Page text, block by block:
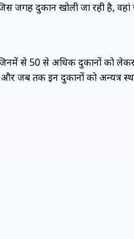
जगह दुकान खोली जा रही है,
से 50 से अधिक दुकानों को लेकर
तक इन दुकानों को अन्यत्र